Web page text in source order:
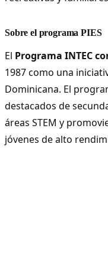
Sobre el programa PIES
El Programa INTEC
1987 como una
Dominicana. El
destacados de
áreas STEM y
jóvenes de alto